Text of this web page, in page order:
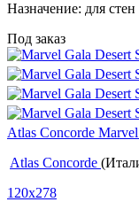
Назначение: для стен
Под заказ
Atlas Concorde
Atlas Concorde
120x278